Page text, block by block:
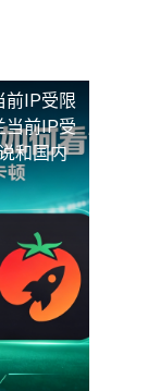
前IP受限
当前IP受
和国内